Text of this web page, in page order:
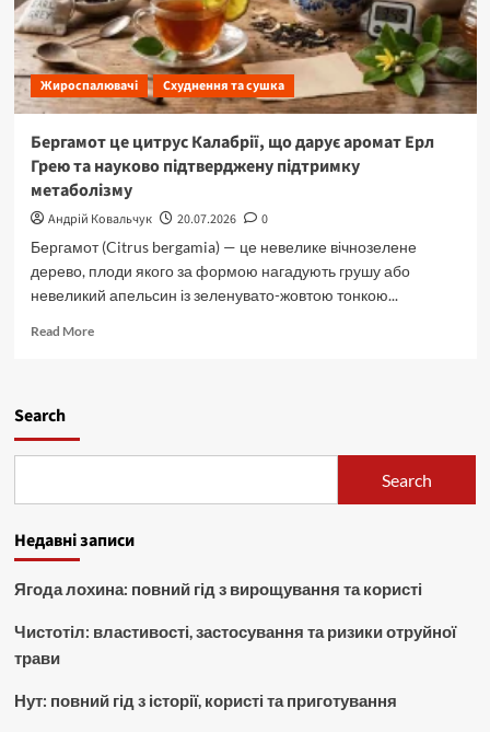
Жироспалювачі Схуднення та сушка
Бергамот це цитрус Калабрії, що дарує аромат Ерл
Грею та науково підтверджену підтримку
метаболізму
Андрій Ковальчук 20.07.2026
0
Бергамот (Citrus bergamia) — це невелике вічнозелене
дерево, плоди якого за формою нагадують грушу або
невеликий апельсин із зеленувато-жовтою тонкою...
Read MoreRead
Калабрії,
Ерл
науково
підтримку
Search
Search
Недавні записи
Ягода лохина: повний гід з вирощування та користі
Чистотіл: властивості, застосування та ризики отруйної
трави
Нут: повний гід з історії, користі та приготування